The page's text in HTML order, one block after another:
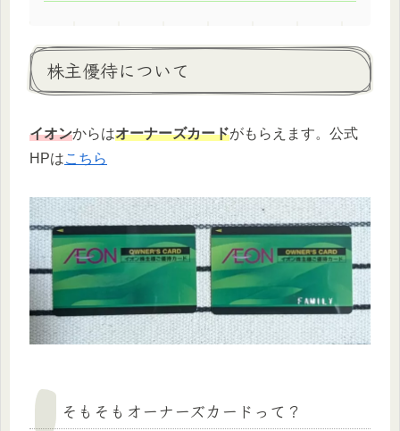
株主優待について
イオンからはオーナーズカードがもらえます。公式
HPはこちら
そもそもオーナーズカードって？